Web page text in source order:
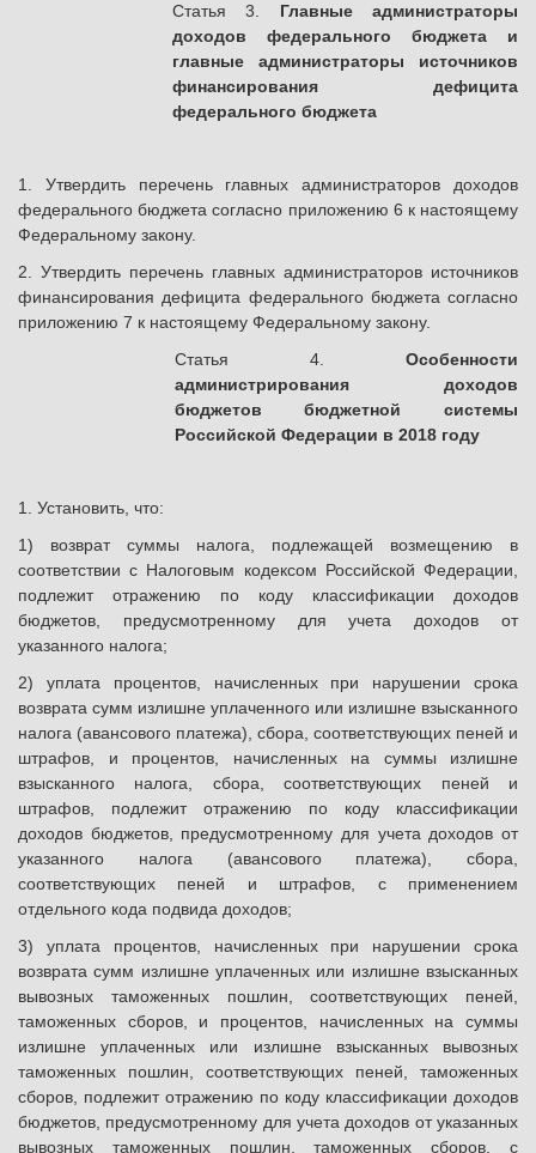
Статья 3. Главные администраторы
доходов федерального бюджета и
главные администраторы источников
финансирования дефицита
федерального бюджета
1. Утвердить перечень главных администраторов доходов
федерального бюджета согласно приложению 6 к настоящему
Федеральному закону.
2. Утвердить перечень главных администраторов источников
финансирования дефицита федерального бюджета согласно
приложению 7 к настоящему Федеральному закону.
Статья 4. Особенности
администрирования доходов
бюджетов бюджетной системы
Российской Федерации в 2018 году
1. Установить, что:
1) возврат суммы налога, подлежащей возмещению в
соответствии с Налоговым кодексом Российской Федерации,
подлежит отражению по коду классификации доходов
бюджетов, предусмотренному для учета доходов от
указанного налога;
2) уплата процентов, начисленных при нарушении срока
возврата сумм излишне уплаченного или излишне взысканного
налога (авансового платежа), сбора, соответствующих пеней и
штрафов, и процентов, начисленных на суммы излишне
взысканного налога, сбора, соответствующих пеней и
штрафов, подлежит отражению по коду классификации
доходов бюджетов, предусмотренному для учета доходов от
указанного налога (авансового платежа), сбора,
соответствующих пеней и штрафов, с применением
отдельного кода подвида доходов;
3) уплата процентов, начисленных при нарушении срока
возврата сумм излишне уплаченных или излишне взысканных
вывозных таможенных пошлин, соответствующих пеней,
таможенных сборов, и процентов, начисленных на суммы
излишне уплаченных или излишне взысканных вывозных
таможенных пошлин, соответствующих пеней, таможенных
сборов, подлежит отражению по коду классификации доходов
бюджетов, предусмотренному для учета доходов от указанных
вывозных таможенных пошлин, таможенных сборов, с